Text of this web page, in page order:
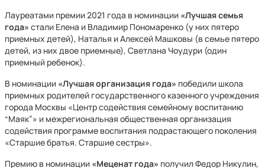
Лауреатами премии 2021 года в номинации «Лучшая семья
года» стали Елена и Владимир Пономаренко (у них пятеро
приемных детей), Наталья и Алексей Машковы (в семье пятеро
детей, из них двое приемные), Светлана Чоудури (один
приемный ребенок).
В номинации «Лучшая организация года» победили школа
приемных родителей государственного казенного учреждения
города Москвы «Центр содействия семейному воспитанию
“Маяк”» и межрегиональная общественная организация
содействия программе воспитания подрастающего поколения
«Старшие братья. Старшие сестры».
Премию в номинации «Меценат года» получил Федор Никулин,